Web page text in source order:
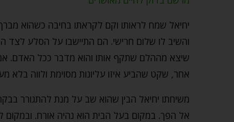
יחיאל שמח לראותו וקם לקראתו בחיבה כשהוא מברך
והשיב לו שלום חרישי. הם התיישבו על הסלע לצד
שיצא מההלם שתקף אותו והוא מדבר ככל האדם.
אחר, שקט שהביע איזו עליונות מסוימת ולווה בלא
משיחתו יחיאל הבין שהוא שב על מנת להתגורר
אל הפך. במקום בעל הבית הוא נהיה אורח.